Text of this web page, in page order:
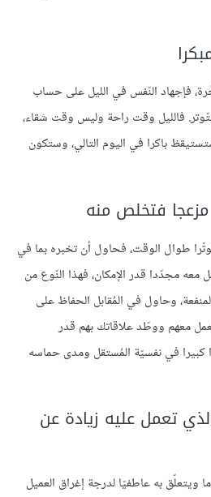
فإجهاد النّفس في الليل على حساب
فالليل وقت راحة وليس وقت شقاء،
باكرا في اليوم التالي، وستكون
فتخلص منه
طوال الوقت، فحاول أن تخبره بما في
مجدّدا قدر الإمكان، فهذا النّوع من
وحاول في المُقابل الحفاظ على
معهم ووطّد علاقاتك بهم قدر
كبيرا في نفسيّة المُستقل ومدى حماسه
تعمل عليه زيادة عن
به عاطفيّا لدرجة إغراق العميل